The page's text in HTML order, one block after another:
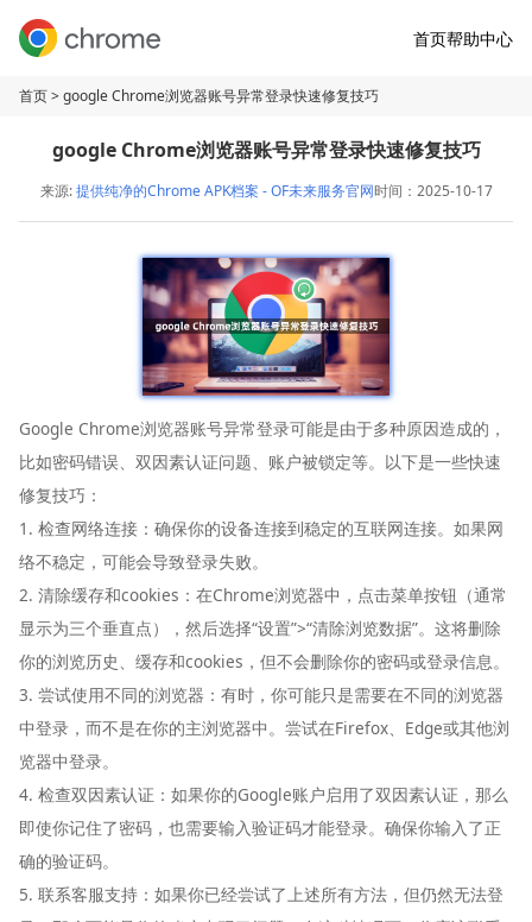
首页帮助中心
首页> google Chrome浏览器账号异常登录快速修复技巧
google Chrome浏览器账号异常登录快速修复技巧
来源:提供纯净的Chrome APK档案 - OF未来服务官网时间：2025-10-17
Google Chrome浏览器账号异常登录可能是由于多种原因造成的，
比如密码错误、双因素认证问题、账户被锁定等。以下是一些快速
修复技巧：
1. 检查网络连接：确保你的设备连接到稳定的互联网连接。如果网
络不稳定，可能会导致登录失败。
2. 清除缓存和cookies：在Chrome浏览器中，点击菜单按钮（通常
显示为三个垂直点），然后选择“设置”>“清除浏览数据”。这将删除
你的浏览历史、缓存和cookies，但不会删除你的密码或登录信息。
3. 尝试使用不同的浏览器：有时，你可能只是需要在不同的浏览器
中登录，而不是在你的主浏览器中。尝试在Firefox、Edge或其他浏
览器中登录。
4. 检查双因素认证：如果你的Google账户启用了双因素认证，那么
即使你记住了密码，也需要输入验证码才能登录。确保你输入了正
确的验证码。
5. 联系客服支持：如果你已经尝试了上述所有方法，但仍然无法登